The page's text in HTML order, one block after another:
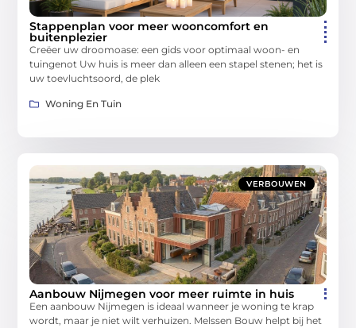
Stappenplan voor meer wooncomfort en
buitenplezier
Creëer uw droomoase: een gids voor optimaal woon- en
tuingenot Uw huis is meer dan alleen een stapel stenen; het is
uw toevluchtsoord, de plek
Woning En Tuin
VERBOUWEN
Aanbouw Nijmegen voor meer ruimte in huis
Een aanbouw Nijmegen is ideaal wanneer je woning te krap
wordt, maar je niet wilt verhuizen. Melssen Bouw helpt bij het